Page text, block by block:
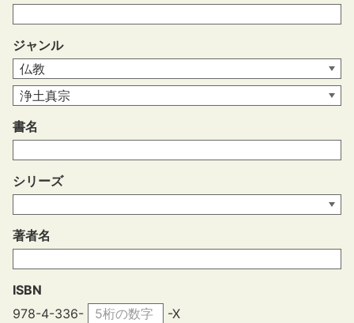
ジャンル
書名
シリーズ
著者名
ISBN
978-4-336-
-X